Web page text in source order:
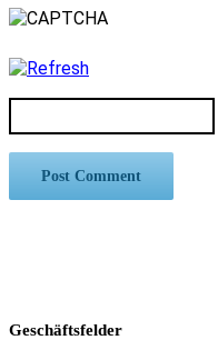
Geschäftsfelder